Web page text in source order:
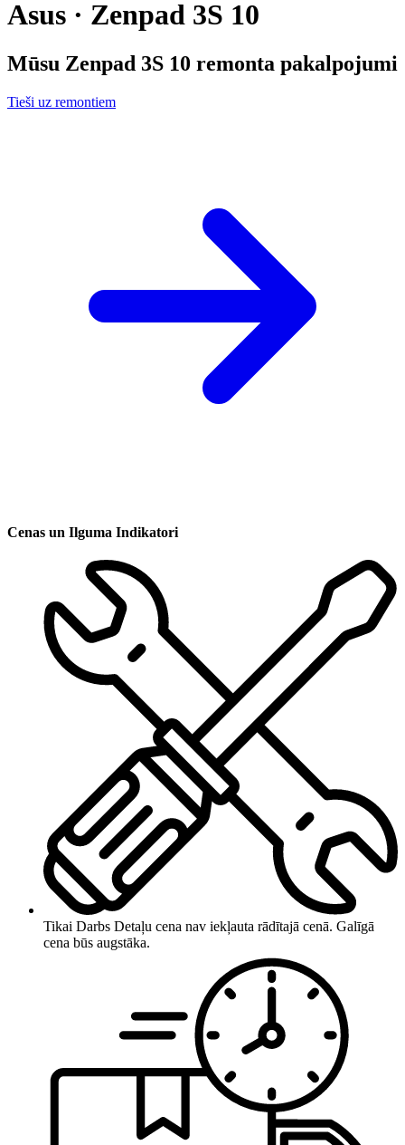
Asus · Zenpad 3S 10
Mūsu Zenpad 3S 10 remonta pakalpojumi
Tieši uz remontiem
Cenas un Ilguma Indikatori
Tikai Darbs Detaļu cena nav iekļauta rādītajā cenā. Galīgā
cena būs augstāka.